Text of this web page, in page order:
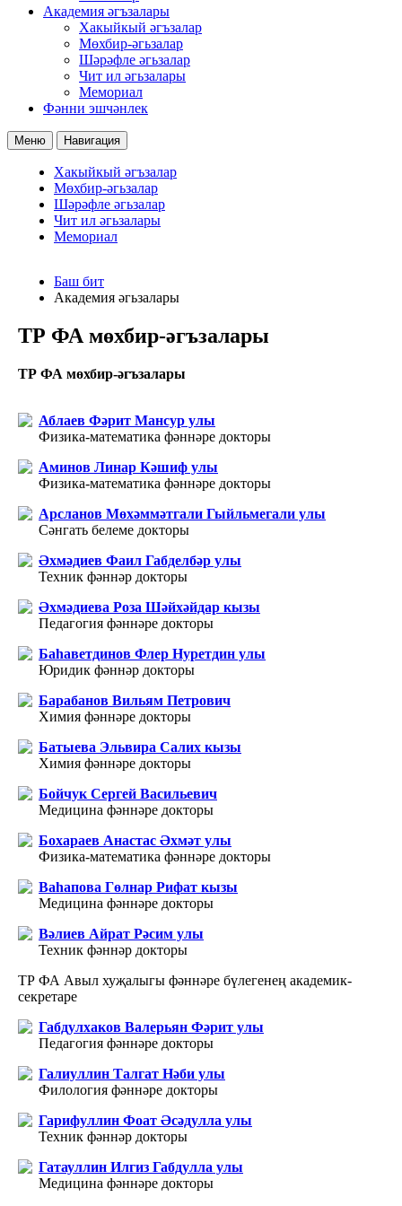
Академия әгъзалары
Хакыйкый әгъзалар
Мөхбир-әгьзалар
Шәрәфле әгьзалар
Чит ил әгьзалары
Мемориал
Фәнни эшчәнлек
Меню Навигация
Хакыйкый әгъзалар
Мөхбир-әгьзалар
Шәрәфле әгьзалар
Чит ил әгьзалары
Мемориал
Баш бит
Академия әгьзалары
ТР ФА мөхбир-әгъзалары
ТР ФА мөхбир-әгъзалары
Аблаев Фәрит Мансур улы
Физика-математика фәннәре докторы
Аминов Линар Кәшиф улы
Физика-математика фәннәре докторы
Арсланов Мөхәммәтгали Гыйльмегали улы
Сәнгать белеме докторы
Әхмәдиев Фаил Габделбәр улы
Техник фәннәр докторы
Әхмәдиева Роза Шәйхәйдар кызы
Педагогия фәннәре докторы
Баhаветдинов Флер Нуретдин улы
Юридик фәннәр докторы
Барабанов Вильям Петрович
Химия фәннәре докторы
Батыева Эльвира Салих кызы
Химия фәннәре докторы
Бойчук Сергей Васильевич
Медицина фәннәре докторы
Бохараев Анастас Әхмәт улы
Физика-математика фәннәре докторы
Ваһапова Гөлнар Рифат кызы
Медицина фәннәре докторы
Вәлиев Айрат Рәсим улы
Техник фәннәр докторы
ТР ФА Авыл хуҗалыгы фәннәре бүлегенең академик-
секретаре
Габдулхаков Валерьян Фәрит улы
Педагогия фәннәре докторы
Галиуллин Талгат Нәби улы
Филология фәннәре докторы
Гарифуллин Фоат Әсәдулла улы
Техник фәннәр докторы
Гатауллин Илгиз Габдулла улы
Медицина фәннәре докторы